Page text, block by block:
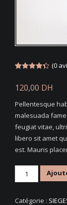
basé
notations
client
(0
120,00 DH
Pellentesque
malesuada
feugiat vitae,
libero sit amet
est. Mauris
quantité
de
Catégorie :